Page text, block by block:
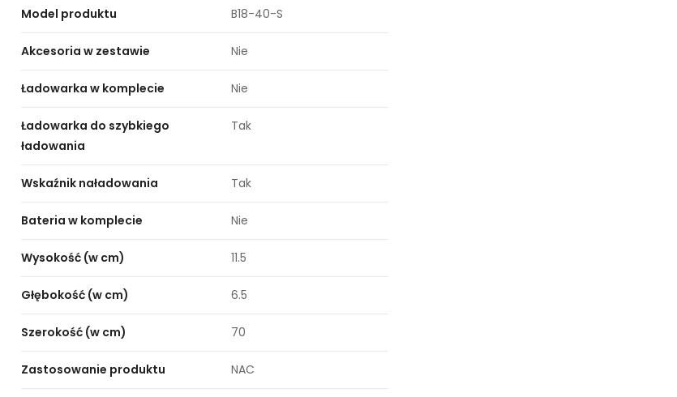
Model produktu B18-40-S
Akcesoria w zestawie Nie
Ładowarka w komplecie Nie
Ładowarka do szybkiego
ładowania
Tak
Wskaźnik naładowania Tak
Bateria w komplecie Nie
Wysokość (w cm) 11.5
Głębokość (w cm) 6.5
Szerokość (w cm) 70
Zastosowanie produktu NAC